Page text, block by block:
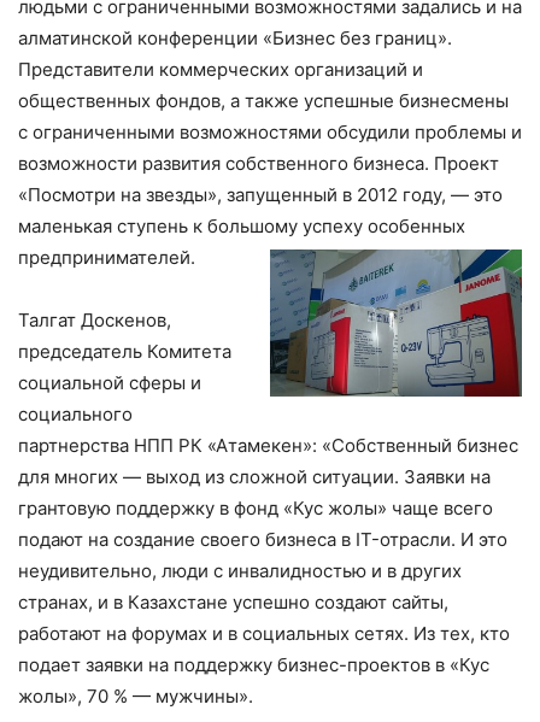
людьми с ограниченными возможностями задались и на
алматинской конференции «Бизнес без границ».
Представители коммерческих организаций и
общественных фондов, а также успешные бизнесмены
с ограниченными возможностями обсудили проблемы и
возможности развития собственного бизнеса. Проект
«Посмотри на звезды», запущенный в 2012 году, — это
маленькая ступень к большому успеху особенных
предпринимателей.
Талгат Доскенов,
председатель Комитета
социальной сферы и
социального
партнерства НПП РК «Атамекен»: «Собственный бизнес
для многих — выход из сложной ситуации. Заявки на
грантовую поддержку в фонд «Кус жолы» чаще всего
подают на создание своего бизнеса в IT-отрасли. И это
неудивительно, люди с инвалидностью и в других
странах, и в Казахстане успешно создают сайты,
работают на форумах и в социальных сетях. Из тех, кто
подает заявки на поддержку бизнес-проектов в «Кус
жолы», 70 % — мужчины».